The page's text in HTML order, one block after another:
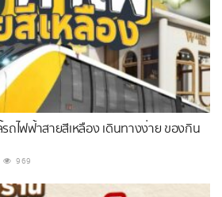
ถไฟฟ้าสายสีเหลือง เดินทางง่าย ของกิน
969